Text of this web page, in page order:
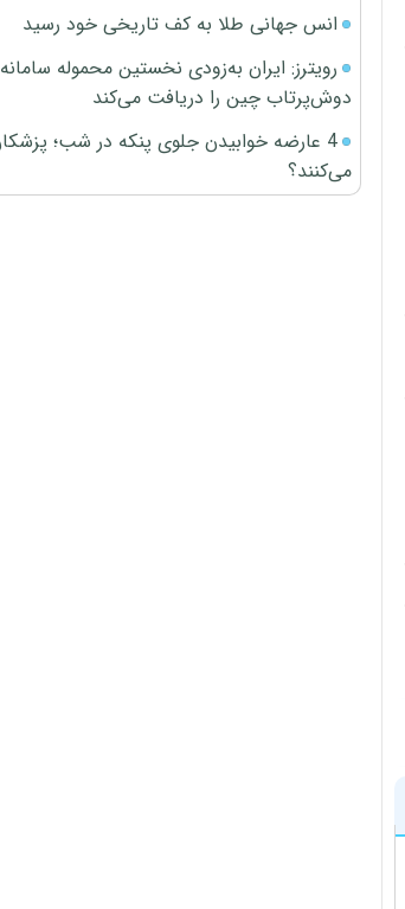
انس جهانی طلا به کف تاریخی خود رسید
رویترز: ایران به‌زودی نخستین محموله
دوش‌پرتاب چین را دریافت می‌کند
4 عارضه خوابیدن جلوی پنکه در شب؛
می‌کنند؟